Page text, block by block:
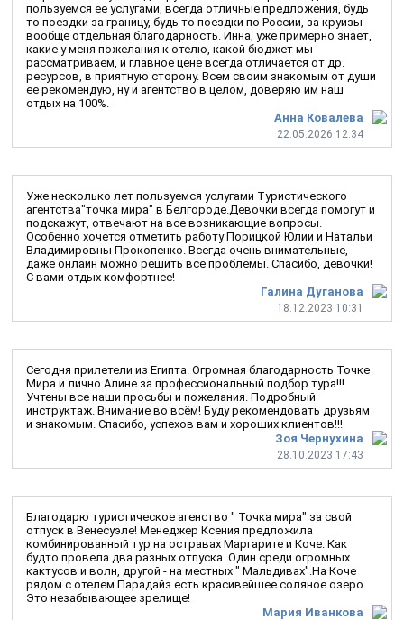
Анна Ковалева
22.05.2026 12:34
пользуемся ее услугами, всегда отличные предложения, будь
то поездки за границу, будь то поездки по России, за круизы
вообще отдельная благодарность. Инна, уже примерно знает,
какие у меня пожелания к отелю, какой бюджет мы
рассматриваем, и главное цене всегда отличается от др.
ресурсов, в приятную сторону. Всем своим знакомым от души
ее рекомендую, ну и агентство в целом, доверяю им наш
отдых на 100%.
Галина Дуганова
18.12.2023 10:31
Уже несколько лет пользуемся услугами Туристического
агентства"точка мира" в Белгороде.Девочки всегда помогут и
подскажут, отвечают на все возникающие вопросы.
Особенно хочется отметить работу Порицкой Юлии и Натальи
Владимировны Прокопенко. Всегда очень внимательные,
даже онлайн можно решить все проблемы. Спасибо, девочки!
С вами отдых комфортнее!
Зоя Чернухина
28.10.2023 17:43
Сегодня прилетели из Египта. Огромная благодарность Точке
Мира и лично Алине за профессиональный подбор тура!!!
Учтены все наши просьбы и пожелания. Подробный
инструктаж. Внимание во всём! Буду рекомендовать друзьям
и знакомым. Спасибо, успехов вам и хороших клиентов!!!
Мария Иванкова
Благодарю туристическое агенство " Точка мира" за свой
отпуск в Венесуэле! Менеджер Ксения предложила
комбинированный тур на остравах Маргарите и Коче. Как
будто провела два разных отпуска. Один среди огромных
кактусов и волн, другой - на местных " Мальдивах".На Коче
рядом с отелем Парадайз есть красивейшее соляное озеро.
Это незабывающее зрелище!